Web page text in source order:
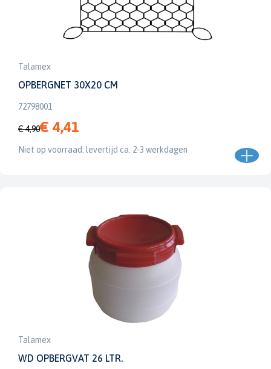
Talamex
OPBERGNET 30X20 CM
72798001
€ 4,90€ 4,41
Niet op voorraad: levertijd ca. 2-3 werkdagen
Talamex
WD OPBERGVAT 26 LTR.